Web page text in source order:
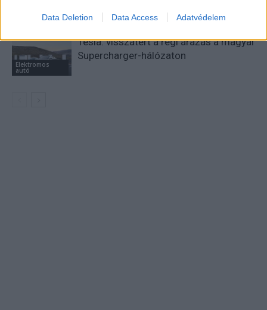
Data Deletion Data Access Adatvédelem
végsebesség is
Elektromos
autó
Tesla: visszatért a régi árazás a magyar
Supercharger-hálózaton